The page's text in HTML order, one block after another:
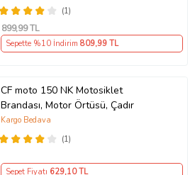
(1)
899,99 TL
Sepette %10 İndirim 809,99 TL
CF moto 150 NK Motosiklet
Brandası, Motor Örtüsü, Çadır
(1)
Kargo Bedava
Sepet Fiyatı 629,10 TL